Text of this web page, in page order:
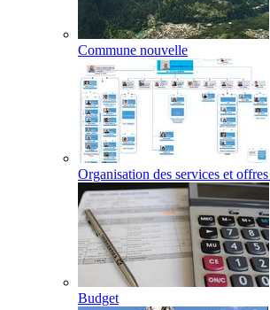
Commune nouvelle
Organisation des services et
Budget